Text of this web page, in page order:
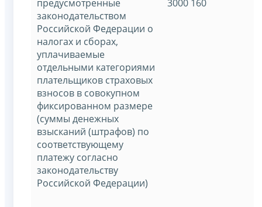
предусмотренные
законодательством
Российской Федерации о
налогах и сборах,
уплачиваемые
отдельными категориями
плательщиков страховых
взносов в совокупном
фиксированном размере
(суммы денежных
взысканий (штрафов) по
соответствующему
платежу согласно
законодательству
Российской Федерации)
3000 160